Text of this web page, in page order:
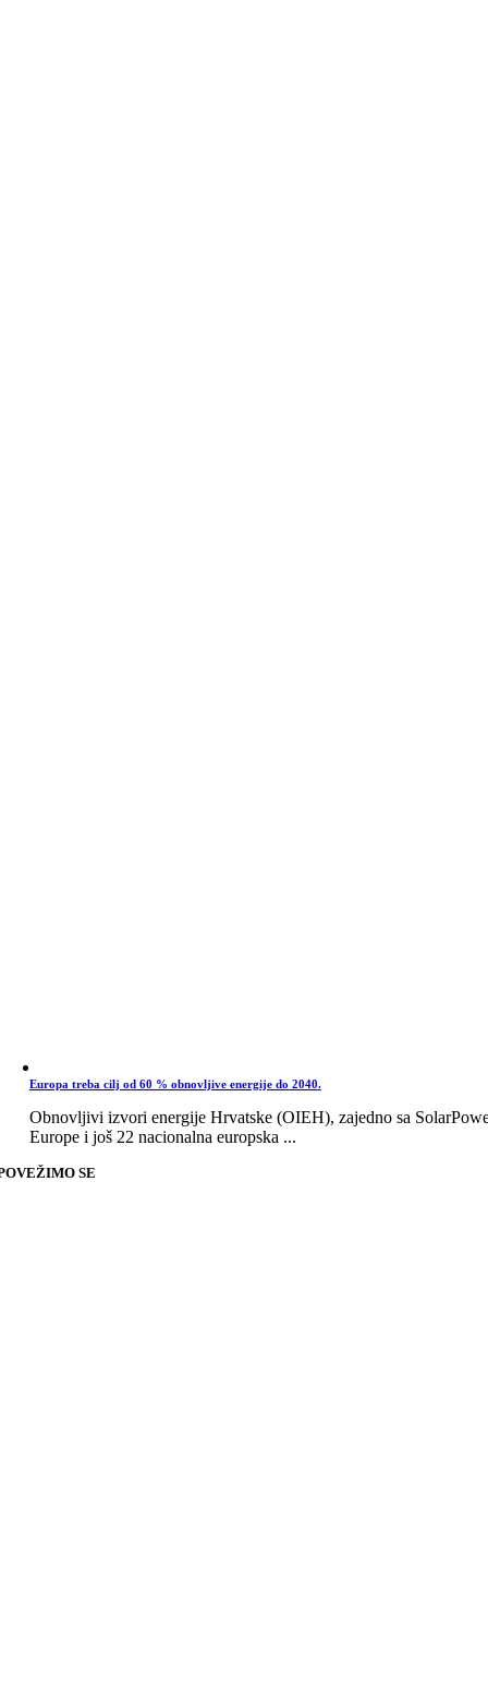
Europa treba cilj od 60 % obnovljive energije do 2040.
Obnovljivi izvori energije Hrvatske (OIEH), zajedno sa
Europe i još 22 nacionalna europska ...
SE